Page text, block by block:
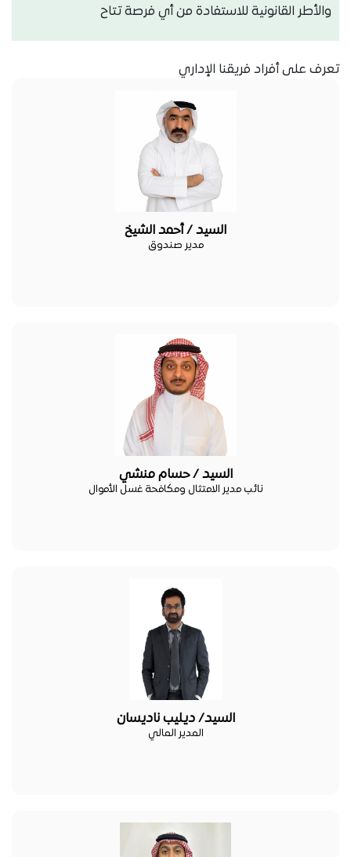
والأطر القانونية للاستفادة من أي فرصة تتاح
تعرف على أفراد فريقنا الإداري
السيد / أحمد الشيخ
مدير صندوق
السيد / حسام منشي
نائب مدير الامتثال ومكافحة غسل الأموال
السيد/ ديليب ناديسان
المدير المالي